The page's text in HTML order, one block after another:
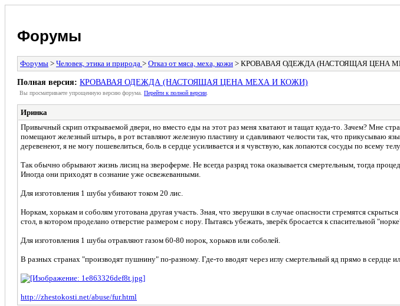
Форумы
Форумы > Человек, этика и природа > Отказ от мяса, меха, кожи > КРОВАВАЯ ОДЕЖДА (НАСТОЯЩАЯ ЦЕНА
Полная версия: КРОВАВАЯ ОДЕЖДА (НАСТОЯЩАЯ ЦЕНА МЕХА И КОЖИ)
Вы просматриваете yпpощеннyю веpсию форума. Пеpейти к полной веpсии
Иринка
Привычный скрип открываемой двери, но вместо еды на этот раз меня хватают и тащат куда-то. Зачем? Мне
помещают железный штырь, в рот вставляют железную пластину и сдавливают челюсти так, что прикусываю
деревенеют, я не могу пошевелиться, боль в сердце усиливается и я чувствую, как лопаются сосуды по всему
Так обычно обрывают жизнь лисиц на звероферме. Не всегда разряд тока оказывается смертельным, тогда
Иногда они приходят в сознание уже освежеванными.
Для изготовления 1 шубы убивают током 20 лис.
Норкам, хорькам и соболям уготована другая участь. Зная, что зверушки в случае опасности стремятся
стол, в котором проделано отверстие размером с нору. Пытаясь убежать, зверёк бросается к спасительной
Для изготовления 1 шубы отравляют газом 60-80 норок, хорьков или соболей.
В разных странах "производят пушнину" по-разному. Где-то вводят через иглу смертельный яд прямо в сердце
http://zhestokosti.net/abuse/fur.html